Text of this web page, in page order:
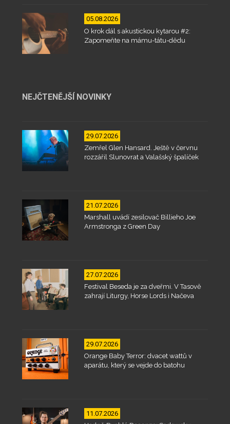
05.08.2026
O krok dál s akustickou kytarou #2:
Zapomeňte na mámu-tátu-dědu
NEJČTENĚJŠÍ NOVINKY
29.07.2026
Zemřel Glen Hansard. Ještě v červnu
rozzářil Slunovrat a Valašský špalíček
21.07.2026
Marshall uvádí zesilovač Billieho Joe
Armstronga z Green Day
27.07.2026
Festival Beseda je za dveřmi. V Tasově
zahrají Liturgy, Horse Lords i Načeva
29.07.2026
Orange Baby Terror: dvacet wattů v
aparátu, který se vejde do batohu
11.07.2026